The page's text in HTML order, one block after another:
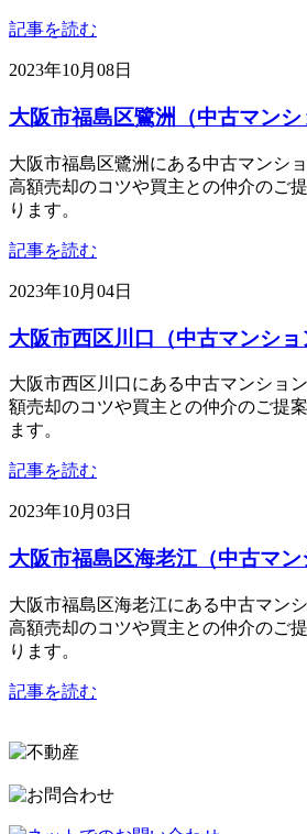
記事を読む
2023年10月08日
大阪市福島区鷺洲（中古マンシ
大阪市福島区鷺洲にある中古マンシ
高額売却のコツや買主との仲介のご
ります。
記事を読む
2023年10月04日
大阪市西区川口（中古マンショ
大阪市西区川口にある中古マンショ
額売却のコツや買主との仲介のご提
ます。
記事を読む
2023年10月03日
大阪市福島区海老江（中古マン
大阪市福島区海老江にある中古マン
高額売却のコツや買主との仲介のご
ります。
記事を読む